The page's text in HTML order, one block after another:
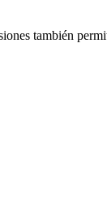
también